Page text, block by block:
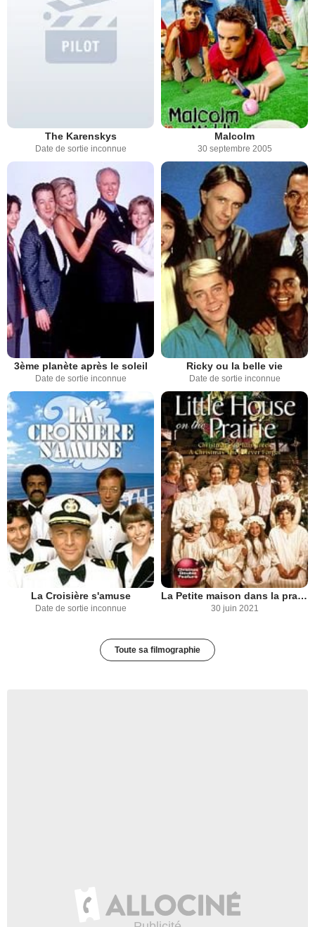
The Karenskys
Date de sortie inconnue
Malcolm
30 septembre 2005
3ème planète après le soleil
Date de sortie inconnue
Ricky ou la belle vie
Date de sortie inconnue
La Croisière s'amuse
Date de sortie inconnue
La Petite maison dans la prairie
30 juin 2021
Toute sa filmographie